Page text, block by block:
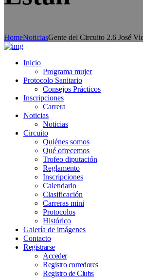
HomeNoticiasGente del Circuito 2.6 José
Inicio
Programa mujer
Protocolo Sanitario
Consejos Prácticos
Inscripciones
Carrera
Noticias
Noticias
Circuito
Quiénes somos
Qué ofrecemos
Trofeo diputación
Reglamento
Inscripciones
Calendario
Clasificación
Carreras mini
Protocolos
Histórico
Galería de imágenes
Contacto
Registrarse
Acceder
Registro corredores
Registro de Clubs